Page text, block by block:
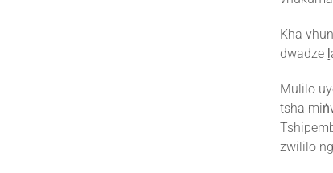
Kha
dwadze
Mulilo
tsha
zwililo